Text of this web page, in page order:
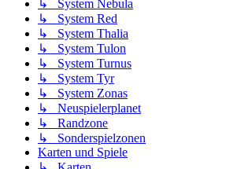
↳ System Nebula
↳ System Red
↳ System Thalia
↳ System Tulon
↳ System Turnus
↳ System Tyr
↳ System Zonas
↳ Neuspielerplanet
↳ Randzone
↳ Sonderspielzonen
Karten und Spiele